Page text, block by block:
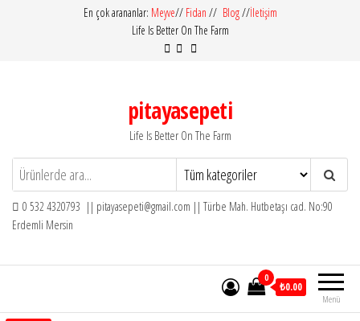
En çok arananlar: Meyve// Fidan // Blog//İletişim
Life Is Better On The Farm
pitayasepeti
Life Is Better On The Farm
0 532 4320793 || pitayasepeti@gmail.com || Türbe Mah. Hutbetaşı cad. No:90
Erdemli Mersin
Menü
0
₺0.00